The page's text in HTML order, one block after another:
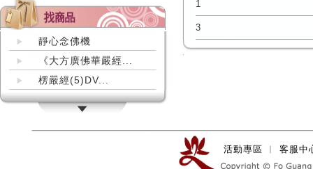
靜心念佛機
《大方廣佛華嚴經...
楞嚴經(5)DV...
1
3
活動專區 ︱ 客服中